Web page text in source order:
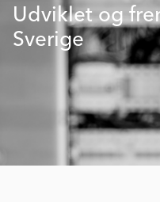
Udviklet og
Sverige